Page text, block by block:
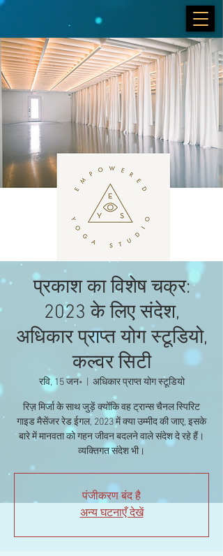
प्रकाश का विशेष चक्र:
2023 के लिए संदेश,
अधिकार प्राप्त योग स्टूडियो,
कल्वर सिटी
रवि, 15 जन॰ अधिकार प्राप्त योग स्टूडियो
रिज़ मिर्जा के साथ जुड़ें क्योंकि वह ट्रान्स चैनल स्पिरिट
गाइड मैसेंजर रेड ईगल, 2023 में क्या उम्मीद की जाए, इसके
बारे में मानवता को गहन जीवन बदलने वाले संदेश दे रहे हैं।
व्यक्तिगत संदेश भी।
पंजीकरण बंद है
अन्य घटनाएँ देखें